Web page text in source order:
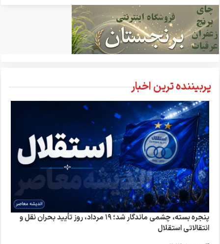
پربیننده ترین اخبار
پنجره بسته، چشمی ماندگار شد؛ ۱۹ مرداد، روز تأیید بحران نقل و
انتقالاتی استقلال